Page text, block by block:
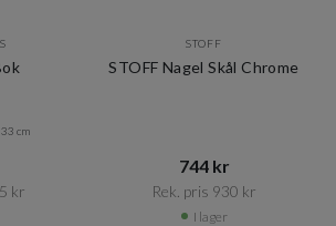
cm
kr​​
STOFF
STOFF Nagel Skål Chrome
744 kr​​
Rek. pris 930 kr​​
I lager